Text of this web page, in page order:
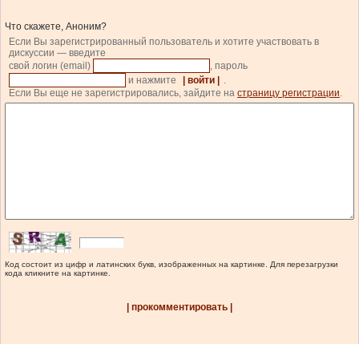
Что скажете, Аноним?
Если Вы зарегистрированный пользователь и хотите участвовать в
дискуссии — введите
свой логин (email)
, пароль
и нажмите
| войти |
.
Если Вы еще не зарегистрировались, зайдите на страницу регистрации.
Код состоит из цифр и латинских букв, изображенных на картинке. Для перезагрузки
кода кликните на картинке.
| прокомментировать |